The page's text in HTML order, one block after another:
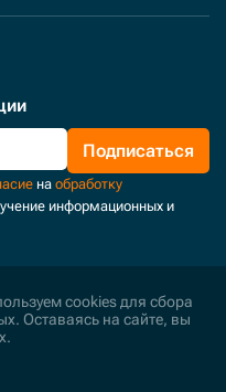
Подписаться
на обработку
информационных и
cookies для сбора
Оставаясь на сайте, вы